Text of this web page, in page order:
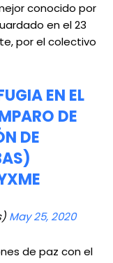
conocido por
en el 23
por el colectivo
EN EL
DE
DE
May 25, 2020
de paz con el